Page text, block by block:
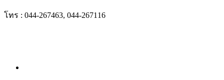
โทร : 044-267463, 044-267116